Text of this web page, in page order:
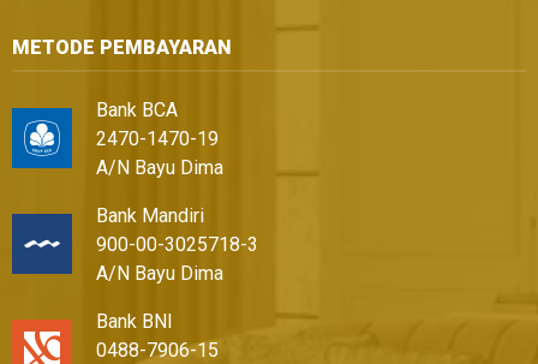
METODE PEMBAYARAN
Bank BCA
2470-1470-19
A/N Bayu Dima
Bank Mandiri
900-00-3025718-3
A/N Bayu Dima
Bank BNI
0488-7906-15